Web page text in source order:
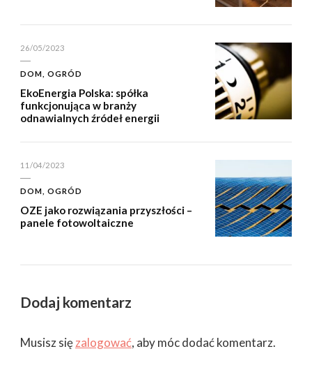
26/05/2023
DOM, OGRÓD
EkoEnergia Polska: spółka
funkcjonująca w branży
odnawialnych źródeł energii
11/04/2023
DOM, OGRÓD
OZE jako rozwiązania przyszłości –
panele fotowoltaiczne
Dodaj komentarz
Musisz sięzalogować, aby móc dodać komentarz.